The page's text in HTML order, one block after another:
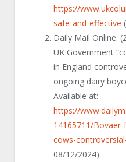
https://
safe-and-effective
Daily Mail Online.
UK Government
in England
ongoing dairy
Available at:
https://
14165711/
cows-
08/12/2024)